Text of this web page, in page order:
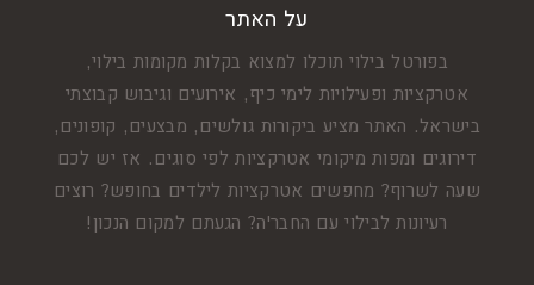
על האתר
בפורטל בילוי תוכלו למצוא בקלות מקומות בילוי,
אטרקציות ופעילויות לימי כיף, אירועים וגיבוש קבוצתי
בישראל. האתר מציע ביקורות גולשים, מבצעים, קופונים,
דירוגים ומפות מיקומי אטרקציות לפי סוגים. אז יש לכם
שעה לשרוף? מחפשים אטרקציות לילדים בחופש? רוצים
רעיונות לבילוי עם החבר'ה? הגעתם למקום הנכון!